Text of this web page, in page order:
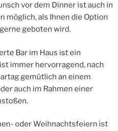
vor dem Dinner ist auch in
möglich, als Ihnen die Option
geboten wird.
Bar im Haus ist ein
immer hervorragend, nach
gemütlich an einem
auch im Rahmen einer
oder Weihnachtsfeiern ist